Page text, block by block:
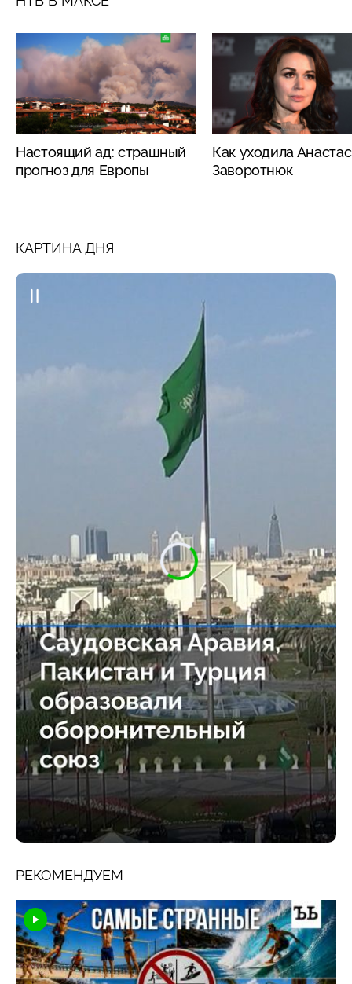
Настоящий ад: страшный
прогноз для Европы
Как уходила
Заворотнюк
КАРТИНА ДНЯ
РЕКОМЕНДУЕМ